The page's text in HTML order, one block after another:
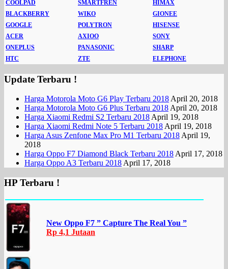
COOLPAD
SMARTFREN
HIMAX
BLACKBERRY
WIKO
GIONEE
GOOGLE
POLYTRON
HISENSE
ACER
AXIOO
SONY
ONEPLUS
PANASONIC
SHARP
HTC
ZTE ELEPHONE
Update Terbaru !
Harga Motorola Moto G6 Play Terbaru 2018April 20, 2018
Harga Motorola Moto G6 Plus Terbaru 2018April 20, 2018
Harga Xiaomi Redmi S2 Terbaru 2018April 19, 2018
Harga Xiaomi Redmi Note 5 Terbaru 2018April 19, 2018
Harga Asus Zenfone Max Pro M1 Terbaru 2018April 19,
2018
Harga Oppo F7 Diamond Black Terbaru 2018April 17, 2018
Harga Oppo A3 Terbaru 2018April 17, 2018
HP Terbaru !
New Oppo F7 ” Capture The Real You ”
Rp 4,1 Jutaan